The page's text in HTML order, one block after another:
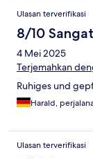
Ulasan terverifikasi
8/10
4 Mei 2025
Terjemahkan
Ruhiges und
Harald,
Ulasan terverifikasi